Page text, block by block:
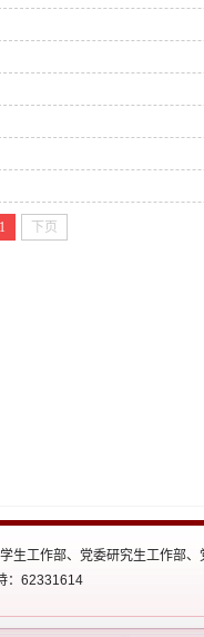
1 下页
生工作部、党委研究生工作部、
：62331614